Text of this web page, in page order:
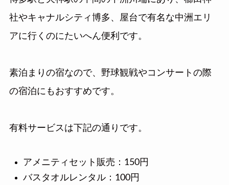
社やキャナルシティ博多、屋台で有名な中洲エリ
アに行くのにたいへん便利です。
素泊まりの宿なので、野球観戦やコンサートの際
の宿泊にもおすすめです。
有料サービスは下記の通りです。
アメニティセット販売：150円
バスタオルレンタル：100円